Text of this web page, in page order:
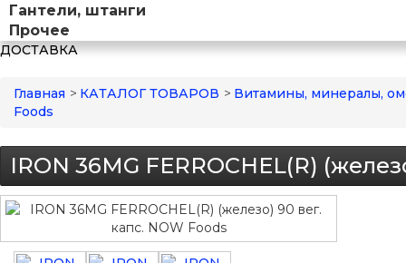
Гантели, штанги
Прочее
ДОСТАВКА
Главная > КАТАЛОГ ТОВАРОВ > Витамины, минералы,
Foods
IRON 36MG FERROCHEL(R)